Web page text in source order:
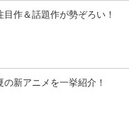
作＆話題作が勢ぞろい！
の新アニメを一挙紹介！